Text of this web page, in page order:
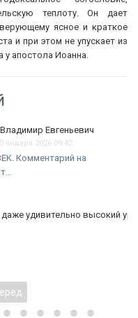
теплоту. Он дает
ясное и краткое
и при этом не упускает из
апостола Иоанна.
09:42
на
высокий уровень!